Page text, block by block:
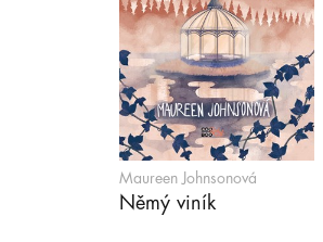
Maureen Johnsonová
Němý viník